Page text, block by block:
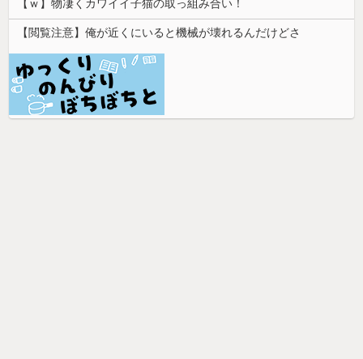
【ｗ】物凄くカワイイ子猫の取っ組み合い！
【閲覧注意】俺が近くにいると機械が壊れるんだけどさ